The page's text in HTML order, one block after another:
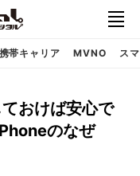
携帯キャリア MVNO ス
おけば安心で
のなぜ